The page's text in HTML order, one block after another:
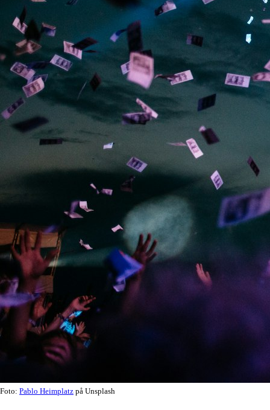
Foto: Pablo Heimplatz på Unsplash